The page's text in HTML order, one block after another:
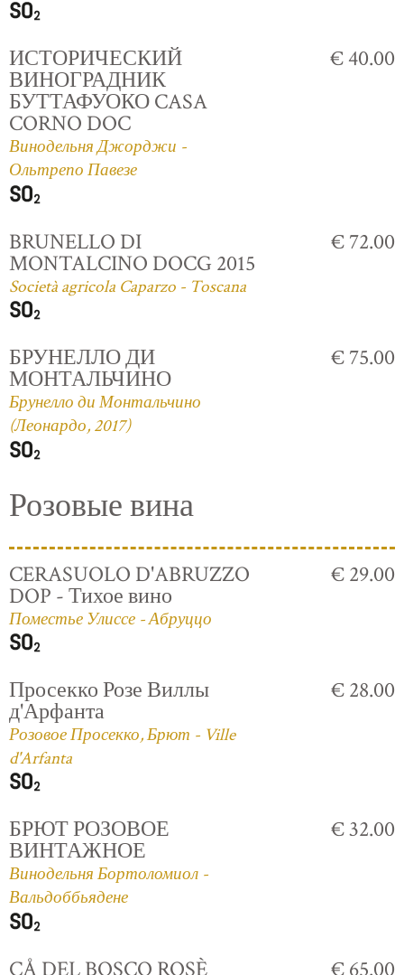
ИСТОРИЧЕСКИЙ
ВИНОГРАДНИК
БУТТАФУОКО CASA
CORNO DOC
Винодельня Джорджи -
Ольтрепо Павезе
€ 40.00
BRUNELLO DI
MONTALCINO DOCG 2015
Società agricola Caparzo - Toscana
€ 72.00
БРУНЕЛЛО ДИ
МОНТАЛЬЧИНО
Брунелло ди Монтальчино
(Леонардо, 2017)
€ 75.00
Розовые вина
CERASUOLO D'ABRUZZO
DOP - Тихое вино
Поместье Улиссе - Абруццо
€ 29.00
Просекко Розе Виллы
д'Арфанта
Розовое Просекко, Брют - Ville
d'Arfanta
€ 28.00
БРЮТ РОЗОВОЕ
ВИНТАЖНОЕ
Винодельня Бортоломиол -
Вальдоббьядене
€ 32.00
CÅ DEL BOSCO ROSÈ € 65.00